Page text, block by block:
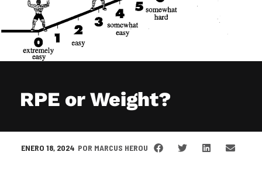
RPE or Weight?
ENERO 18, 2024 POR MARCUS HEROU